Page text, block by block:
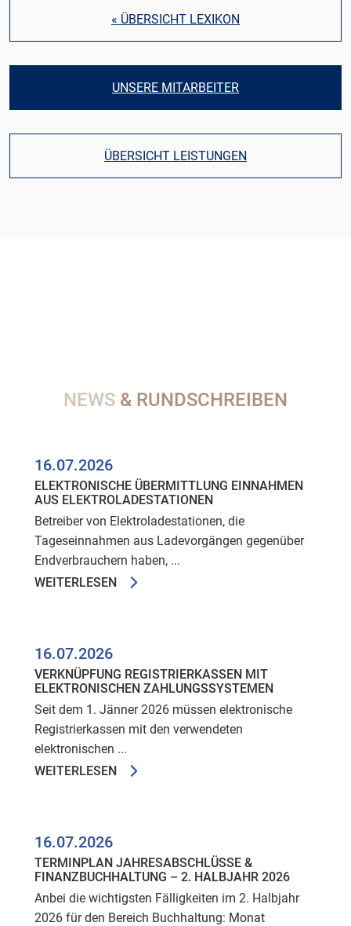
« ÜBERSICHT LEXIKON
UNSERE MITARBEITER
ÜBERSICHT LEISTUNGEN
NEWS & RUNDSCHREIBEN
16.07.2026
ELEKTRONISCHE ÜBERMITTLUNG EINNAHMEN
AUS ELEKTROLADESTATIONEN
Betreiber von Elektroladestationen, die
Tageseinnahmen aus Ladevorgängen gegenüber
Endverbrauchern haben, ...
WEITERLESEN
16.07.2026
VERKNÜPFUNG REGISTRIERKASSEN MIT
ELEKTRONISCHEN ZAHLUNGSSYSTEMEN
Seit dem 1. Jänner 2026 müssen elektronische
Registrierkassen mit den verwendeten
elektronischen ...
WEITERLESEN
16.07.2026
TERMINPLAN JAHRESABSCHLÜSSE &
FINANZBUCHHALTUNG – 2. HALBJAHR 2026
Anbei die wichtigsten Fälligkeiten im 2. Halbjahr
2026 für den Bereich Buchhaltung: Monat